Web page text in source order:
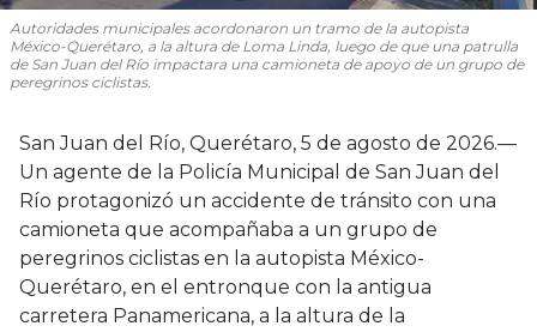
Autoridades municipales acordonaron un tramo de la autopista
México-Querétaro, a la altura de Loma Linda, luego de que una patrulla
de San Juan del Río impactara una camioneta de apoyo de un grupo de
peregrinos ciclistas.
San Juan del Río, Querétaro, 5 de agosto de 2026.—
Un agente de la Policía Municipal de San Juan del
Río protagonizó un accidente de tránsito con una
camioneta que acompañaba a un grupo de
peregrinos ciclistas en la autopista México-
Querétaro, en el entronque con la antigua
carretera Panamericana, a la altura de la